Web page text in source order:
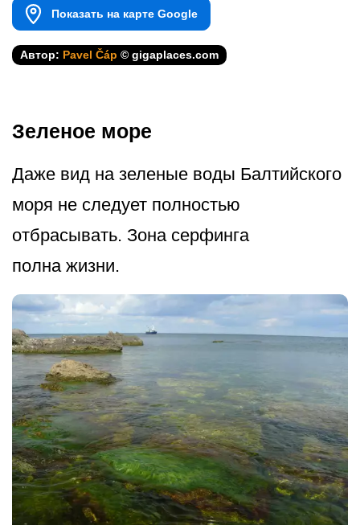
Показать на карте Google
Автор: Pavel Čáp © gigaplaces.com
Зеленое море
Даже вид на зеленые воды Балтийского
моря не следует полностью
отбрасывать. Зона серфинга
полна жизни.